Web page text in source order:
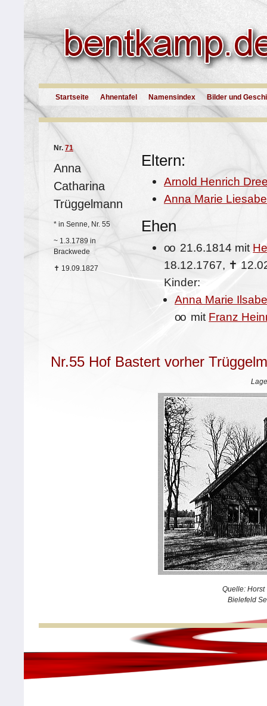
Startseite Ahnentafel Namensindex Bilder und
Nr. 71
Anna
Catharina
Trüggelmann
* in Senne, Nr. 55
~ 1.3.1789 in
Brackwede
✝ 19.09.1827
Eltern:
Arnold Henrich
Anna Marie
Ehen
oo 21.6.1814 mit
18.12.1767, ✝
Kinder:
Anna Marie
oo mit Franz
Nr.55 Hof Bastert vorher
Quelle: Horst
Bielefeld